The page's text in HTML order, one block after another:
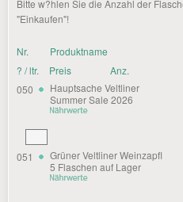
Bitte w?hlen Sie die Anzahl der
"Einkaufen"!
Nr. Produktname
? / ltr.
Preis
Anz.
050
Hauptsache Veltliner
Summer Sale 2026
051
Grüner Veltliner Weinzapfl
5 Flaschen auf Lager